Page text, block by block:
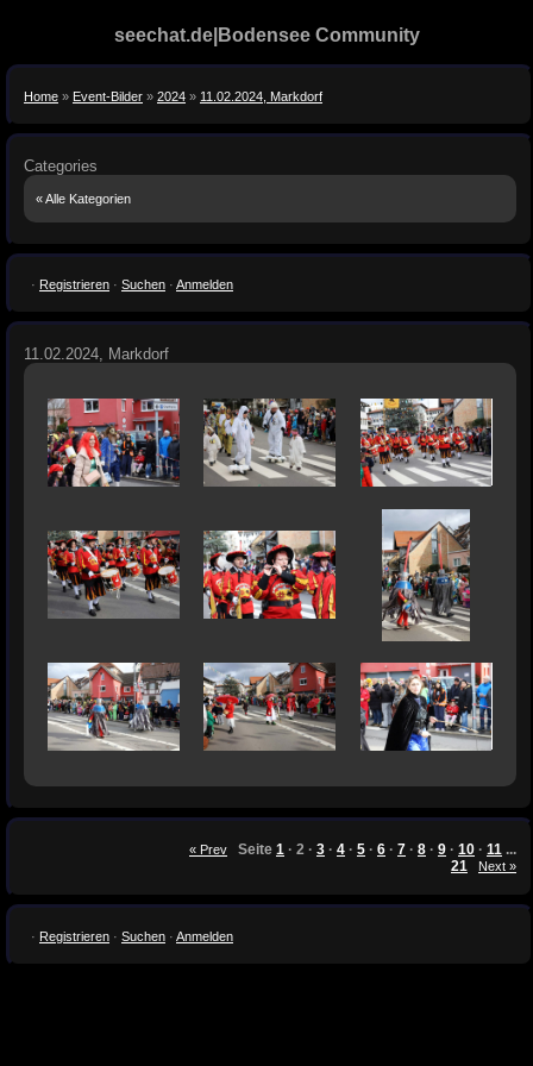
seechat.de|Bodensee Community
Home » Event-Bilder » 2024 » 11.02.2024, Markdorf
Categories
« Alle Kategorien
· Registrieren · Suchen · Anmelden
11.02.2024, Markdorf
« Prev Seite 1 · 2 · 3 · 4 · 5 · 6 · 7 · 8 · 9 · 10 · 11 ...
21
Next »
· Registrieren · Suchen · Anmelden